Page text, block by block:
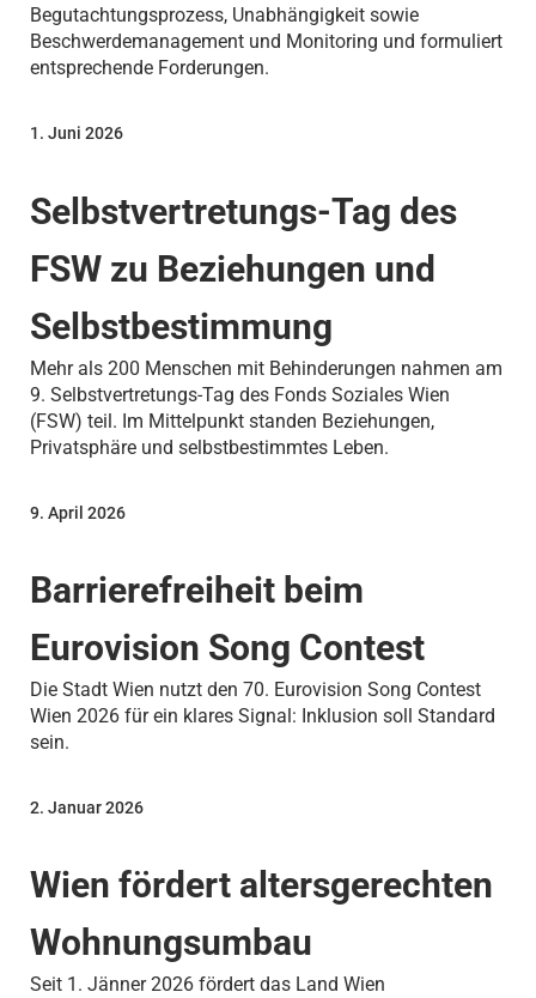
Begutachtungsprozess, Unabhängigkeit sowie
Beschwerdemanagement und Monitoring und formuliert
entsprechende Forderungen.
Selbstvertretungs-Tag des
FSW zu Beziehungen und
Selbstbestimmung
1. Juni 2026
Mehr als 200 Menschen mit Behinderungen nahmen am
9. Selbstvertretungs-Tag des Fonds Soziales Wien
(FSW) teil. Im Mittelpunkt standen Beziehungen,
Privatsphäre und selbstbestimmtes Leben.
Barrierefreiheit beim
Eurovision Song Contest
9. April 2026
Die Stadt Wien nutzt den 70. Eurovision Song Contest
Wien 2026 für ein klares Signal: Inklusion soll Standard
sein.
Wien fördert altersgerechten
Wohnungsumbau
2. Januar 2026
Seit 1. Jänner 2026 fördert das Land Wien